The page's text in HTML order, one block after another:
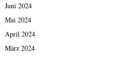
Juni 2024
Mai 2024
April 2024
März 2024